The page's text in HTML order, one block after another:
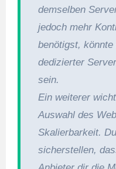
demselben
jedoch mehr
benötigst, könnte
dedizierter
sein.
Ein weiterer
Auswahl des
Skalierbarkeit.
sicherstellen,